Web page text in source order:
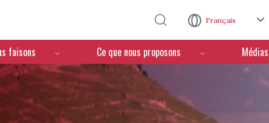
Français
faisons Ce que nous proposons Médias